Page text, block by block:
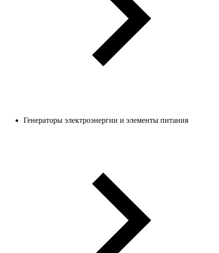
Генераторы электроэнергии и элементы питания